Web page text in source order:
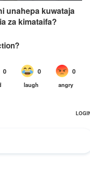
unahepa kuwataja
za kimataifa?